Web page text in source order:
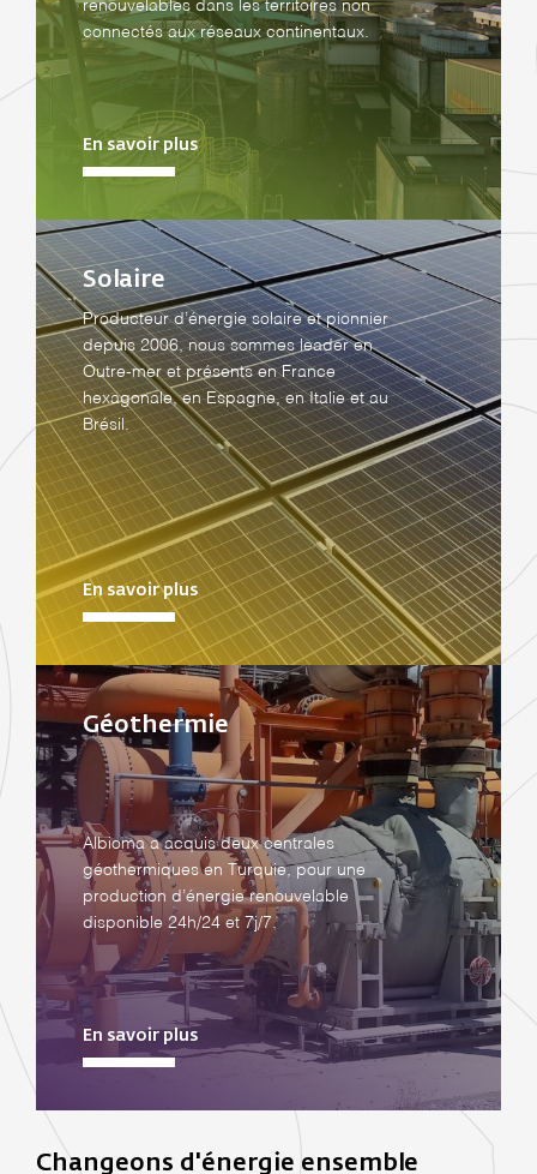
renouvelables dans les territoires non
connectés aux réseaux continentaux.
En savoir plus
Solaire
Producteur d’énergie solaire et pionnier
depuis 2006, nous sommes leader en
Outre-mer et présents en France
hexagonale, en Espagne, en Italie et au
Brésil.
En savoir plus
Géothermie
Albioma a acquis deux centrales
géothermiques en Turquie, pour une
production d’énergie renouvelable
disponible 24h/24 et 7j/7.
En savoir plus
Changeons d'énergie ensemble